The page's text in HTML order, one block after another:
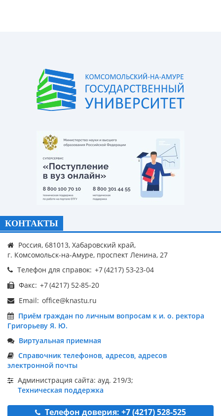
КОНТАКТЫ
Россия, 681013, Хабаровский край,
г. Комсомольск-на-Амуре, проспект Ленина, 27
Телефон для справок:
Факс:
Email:
Приём граждан по личным вопросам к и. о. ректора
Григорьеву Я. Ю.
Виртуальная приемная
Справочник телефонов, адресов, адресов
электронной почты
Администрация сайта: ауд. 219/3;
Техническая поддержка
Телефон доверия: +7 (4217) 528-525